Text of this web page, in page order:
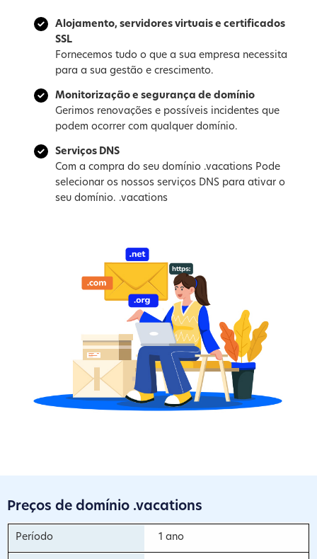
Alojamento, servidores virtuais e certificados
SSL
Fornecemos tudo o que a sua empresa necessita
para a sua gestão e crescimento.
Monitorização e segurança de domínio
Gerimos renovações e possíveis incidentes que
podem ocorrer com qualquer domínio.
Serviços DNS
Com a compra do seu domínio .vacations Pode
selecionar os nossos serviços DNS para ativar o
seu domínio. .vacations
Preços de domínio .vacations
1 ano